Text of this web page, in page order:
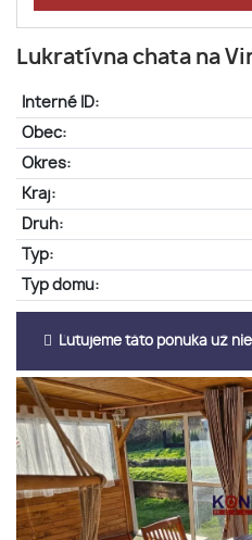
Lukratívna chata na
Interné ID:
Obec:
Okres:
Kraj:
Druh:
Typ:
Typ domu:
Ľutujeme táto ponuka už